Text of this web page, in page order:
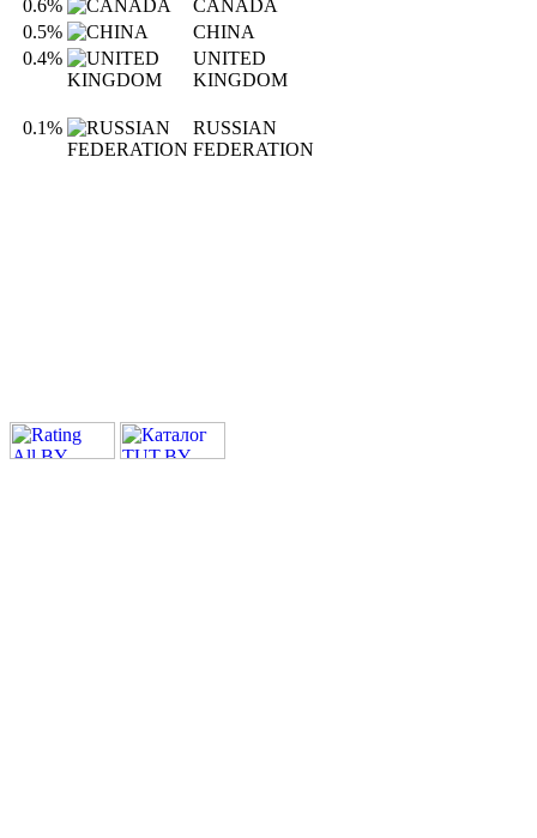
0.6%
CANADA
0.5%
CHINA
0.4%
UNITED
KINGDOM
0.1%
RUSSIAN
FEDERATION